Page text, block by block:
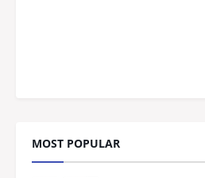
MOST POPULAR